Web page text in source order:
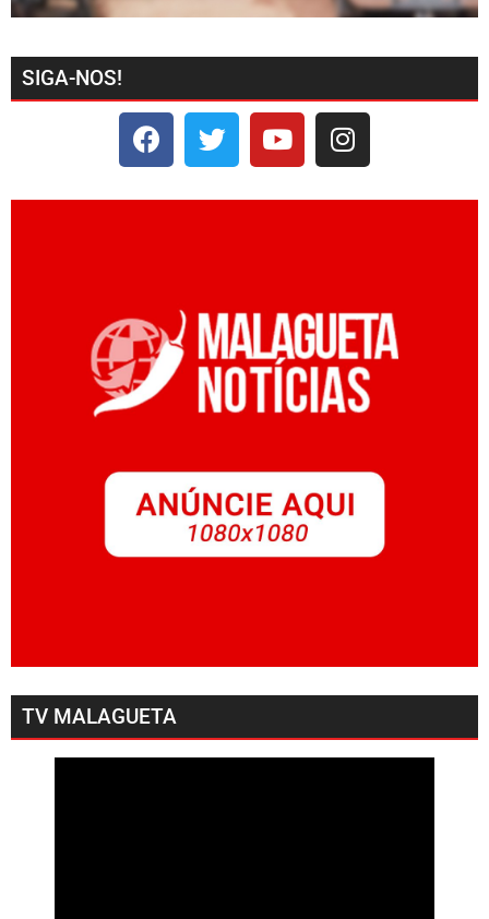
SIGA-NOS!
TV MALAGUETA